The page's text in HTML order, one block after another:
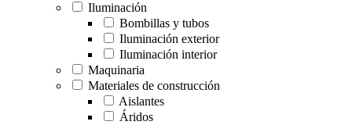
Iluminación
Bombillas y tubos
Iluminación exterior
Iluminación interior
Maquinaria
Materiales de construcción
Aislantes
Áridos